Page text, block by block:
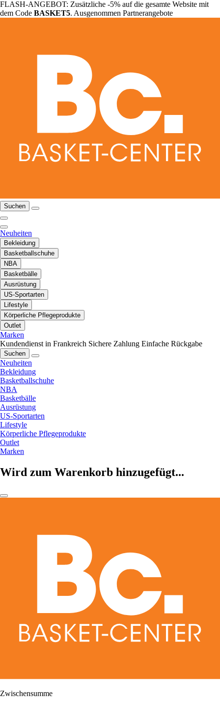
FLASH-ANGEBOT: Zusätzliche -5% auf die gesamte Website mit
dem Code BASKET5. Ausgenommen Partnerangebote
Suchen
Neuheiten
Bekleidung
Basketballschuhe
NBA
Basketbälle
Ausrüstung
US-Sportarten
Lifestyle
Körperliche Pflegeprodukte
Outlet
Marken
Kundendienst in Frankreich Sichere Zahlung Einfache Rückgabe
Suchen
Neuheiten
Bekleidung
Basketballschuhe
NBA
Basketbälle
Ausrüstung
US-Sportarten
Lifestyle
Körperliche Pflegeprodukte
Outlet
Marken
Wird zum Warenkorb hinzugefügt...
Zwischensumme